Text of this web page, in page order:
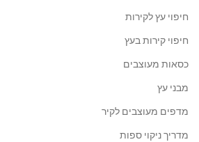
חיפוי עץ לקירות
חיפוי קירות בעץ
כסאות מעוצבים
מבני עץ
מדפים מעוצבים לקיר
מדריך ניקוי ספות